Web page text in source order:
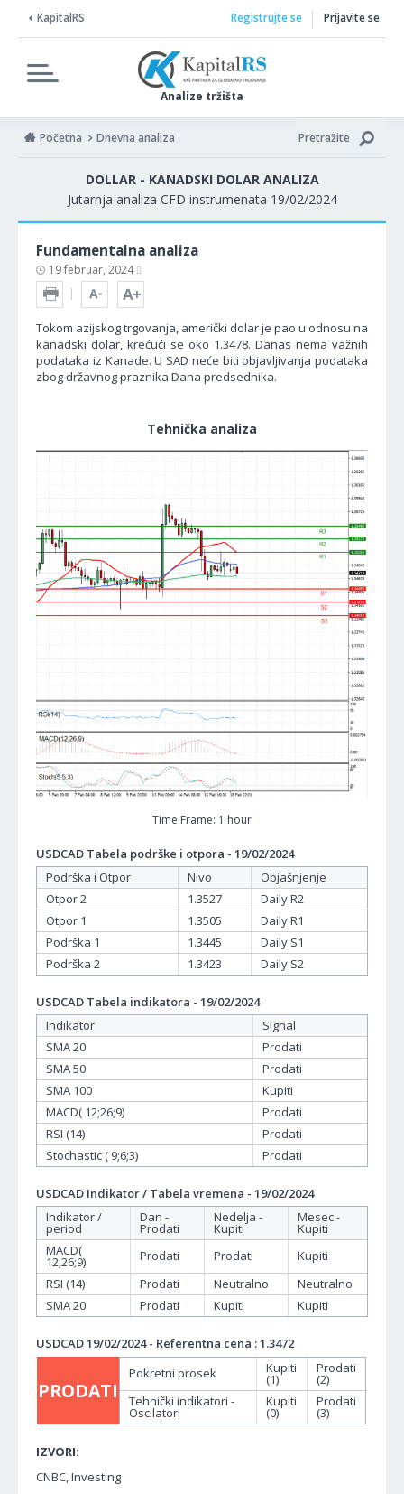
KapitalRS
Analize tržišta
Registrujte se Prijavite se
Početna Dnevna analiza Pretražite
DOLLAR - KANADSKI DOLAR ANALIZA
Jutarnja analiza CFD instrumenata 19/02/2024
Fundamentalna analiza
19 februar, 2024
Tokom azijskog trgovanja, američki dolar je pao u odnosu na
kanadski dolar, krećući se oko 1.3478. Danas nema važnih
podataka iz Kanade. U SAD neće biti objavljivanja podataka
zbog državnog praznika Dana predsednika.
Tehnička analiza
Time Frame: 1 hour
USDCAD Tabela podrške i otpora - 19/02/2024
Podrška i Otpor
Nivo
Objašnjenje
Otpor 2
1.3527
Daily R2
Otpor 1
1.3505
Daily R1
Podrška 1
1.3445
Daily S1
Podrška 2
1.3423 Daily S2
USDCAD Tabela indikatora - 19/02/2024
Indikator
Signal
SMA 20
Prodati
SMA 50
Prodati
SMA 100
Kupiti
MACD( 12;26;9)
Prodati
RSI (14)
Prodati
Stochastic ( 9;6;3)
Prodati
USDCAD Indikator / Tabela vremena - 19/02/2024
Indikator /
period
Dan -
Prodati
Nedelja -
Kupiti
Mesec -
Kupiti
MACD(
12;26;9) Prodati Prodati
Kupiti
RSI (14)
Prodati Neutralno
Neutralno
SMA 20
Prodati Kupiti Kupiti
USDCAD 19/02/2024 - Referentna cena : 1.3472
PRODATI
Pokretni prosek Kupiti
(1)
Prodati
(2)
Tehnički indikatori -
Oscilatori
Kupiti
(0)
Prodati
(3)
IZVORI:
CNBC, Investing